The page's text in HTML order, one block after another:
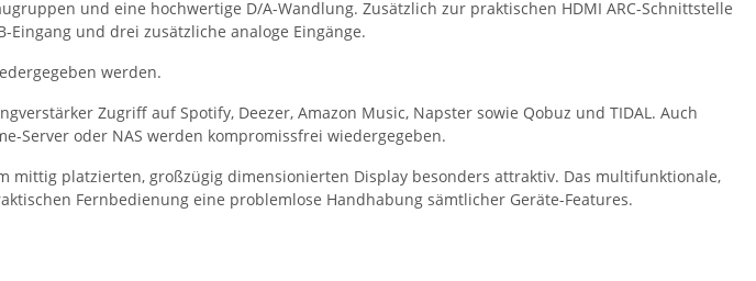
und eine hochwertige D/A-Wandlung. Zusätzlich zur praktischen HDMI ARC-Schnittstelle
Eingang und drei zusätzliche analoge Eingänge.
werden.
Zugriff auf Spotify, Deezer, Amazon Music, Napster sowie Qobuz und TIDAL. Auch
Server oder NAS werden kompromissfrei wiedergegeben.
mittig platzierten, großzügig dimensionierten Display besonders attraktiv. Das multifunktionale,
Fernbedienung eine problemlose Handhabung sämtlicher Geräte-Features.